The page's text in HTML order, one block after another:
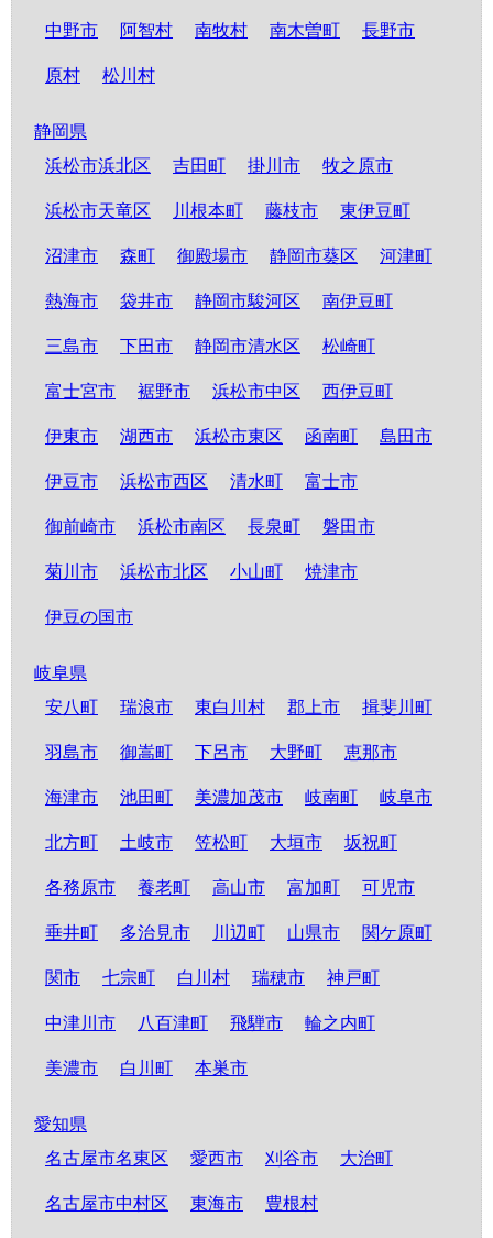
中野市 阿智村 南牧村 南木曽町 長野市
原村 松川村
静岡県
浜松市浜北区
吉田町 掛川市 牧之原市
浜松市天竜区 川根本町 藤枝市 東伊豆町
沼津市 森町 御殿場市 静岡市葵区 河津町
熱海市 袋井市 静岡市駿河区 南伊豆町
三島市 下田市 静岡市清水区 松崎町
富士宮市 裾野市 浜松市中区 西伊豆町
伊東市 湖西市 浜松市東区 函南町 島田市
伊豆市 浜松市西区 清水町 富士市
御前崎市 浜松市南区 長泉町 磐田市
菊川市 浜松市北区 小山町 焼津市
伊豆の国市
岐阜県
安八町
瑞浪市 東白川村 郡上市 揖斐川町
羽島市 御嵩町 下呂市 大野町 恵那市
海津市 池田町 美濃加茂市 岐南町 岐阜市
北方町 土岐市 笠松町 大垣市 坂祝町
各務原市 養老町 高山市 富加町 可児市
垂井町 多治見市 川辺町 山県市 関ケ原町
関市 七宗町 白川村 瑞穂市 神戸町
中津川市 八百津町 飛騨市 輪之内町
美濃市 白川町 本巣市
愛知県
名古屋市名東区
愛西市 刈谷市 大治町
名古屋市中村区 東海市 豊根村